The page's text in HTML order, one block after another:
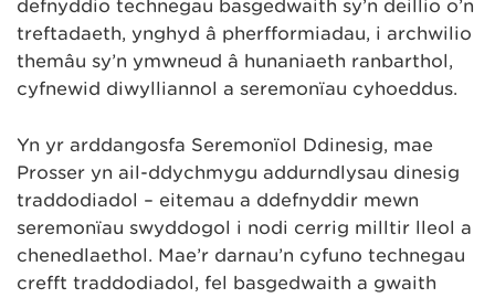
defnyddio technegau basgedwaith sy’n deillio o’n
treftadaeth, ynghyd â pherfformiadau, i archwilio
themâu sy’n ymwneud â hunaniaeth ranbarthol,
cyfnewid diwylliannol a seremonïau cyhoeddus.
Yn yr arddangosfa Seremonïol Ddinesig, mae
Prosser yn ail-ddychmygu addurndlysau dinesig
traddodiadol – eitemau a ddefnyddir mewn
seremonïau swyddogol i nodi cerrig milltir lleol a
chenedlaethol. Mae’r darnau’n cyfuno technegau
crefft traddodiadol, fel basgedwaith a gwaith